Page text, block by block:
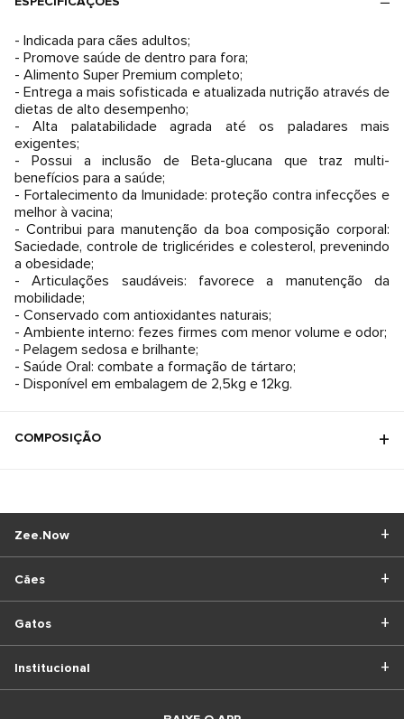
- Indicada para cães adultos;
- Promove saúde de dentro para fora;
- Alimento Super Premium completo;
- Entrega a mais sofisticada e atualizada nutrição através de
dietas de alto desempenho;
- Alta palatabilidade agrada até os paladares mais
exigentes;
- Possui a inclusão de Beta-glucana que traz multi-
benefícios para a saúde;
- Fortalecimento da Imunidade: proteção contra infecções e
melhor à vacina;
- Contribui para manutenção da boa composição corporal:
Saciedade, controle de triglicérides e colesterol, prevenindo
a obesidade;
- Articulações saudáveis: favorece a manutenção da
mobilidade;
- Conservado com antioxidantes naturais;
- Ambiente interno: fezes firmes com menor volume e odor;
- Pelagem sedosa e brilhante;
- Saúde Oral: combate a formação de tártaro;
- Disponível em embalagem de 2,5kg e 12kg.
COMPOSIÇÃO
Cães
Gatos
Zee.Now
Institucional